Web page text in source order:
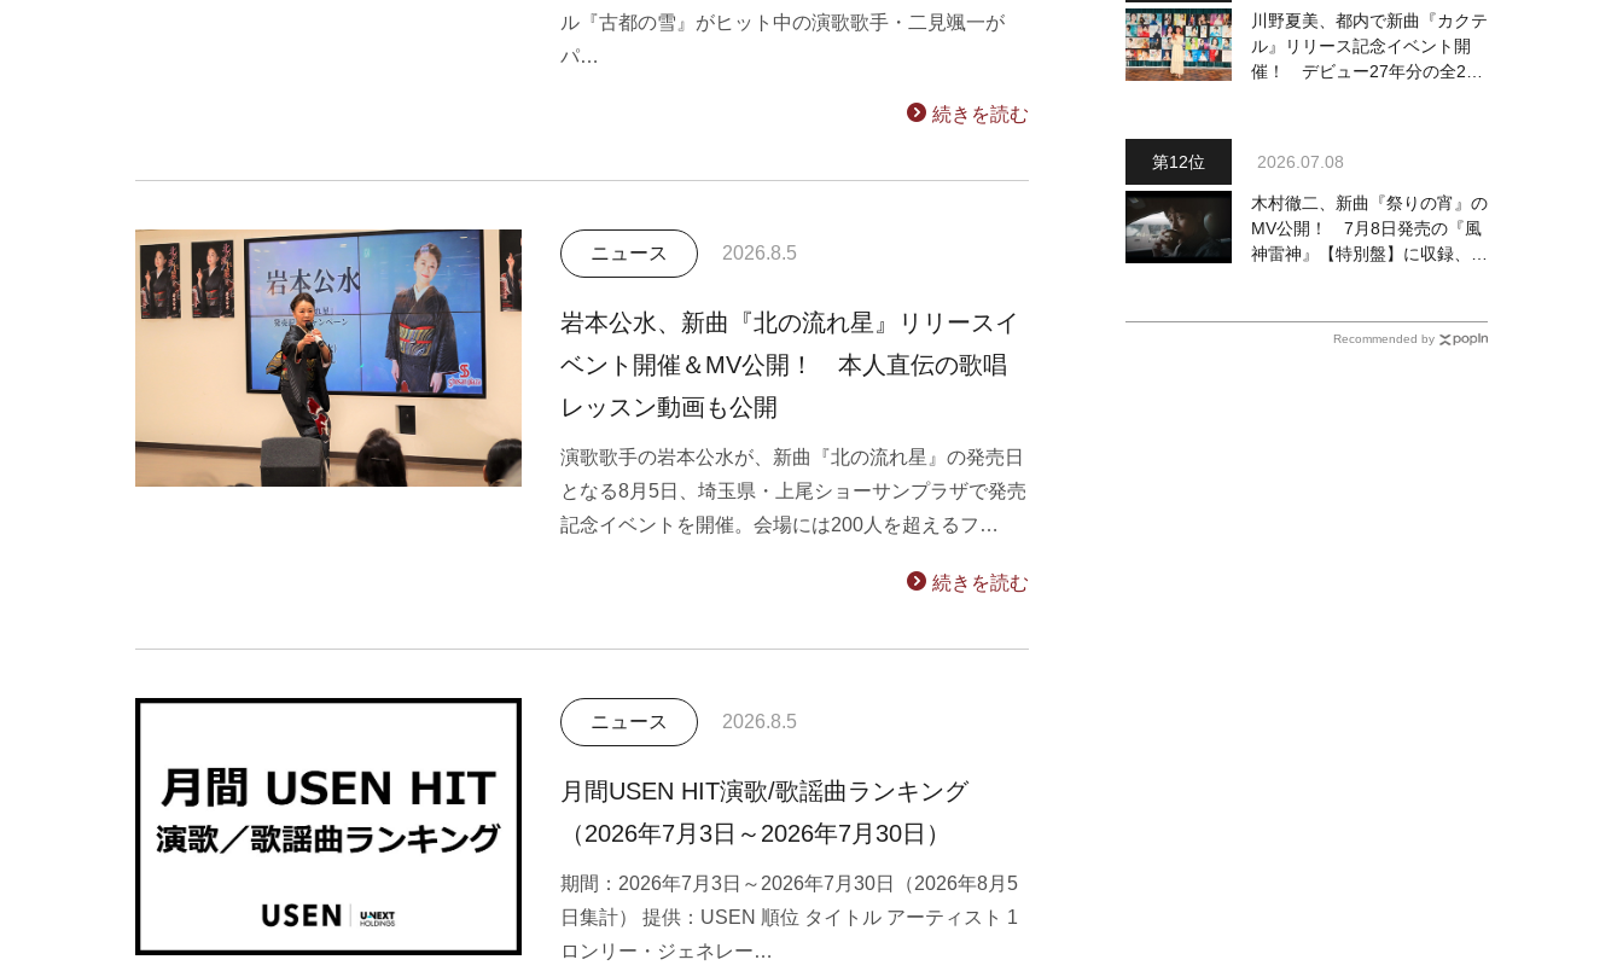
ル『古都の雪』がヒット中の演歌歌手・二見颯一が
パ…
続きを読む
ニュース 2026.8.5
岩本公水、新曲『北の流れ星』リリースイ
ベント開催＆MV公開！ 本人直伝の歌唱
レッスン動画も公開
演歌歌手の岩本公水が、新曲『北の流れ星』の発売日
となる8月5日、埼玉県・上尾ショーサンプラザで発売
記念イベントを開催。会場には200人を超えるフ…
続きを読む
ニュース 2026.8.5
月間USEN HIT演歌/歌謡曲ランキング
（2026年7月3日～2026年7月30日）
期間：2026年7月3日～2026年7月30日（2026年8月5
日集計） 提供：USEN 順位 タイトル アーティスト 1
ロンリー・ジェネレー…
川野夏美、都内で新曲『カクテ
ル』リリース記念イベント開
催！ デビュー27年分の全280
2026.07.08
木村徹二、新曲『祭りの宵』の
MV公開！ 7月8日発売の『風
神雷神』【特別盤】に収録、デ
Recommended by